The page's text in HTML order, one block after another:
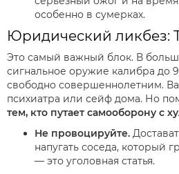
особенно в сумерках.
Юридический ликбез:
Это самый важный блок. В
сигнальное оружие калибра до
свободно совершеннолетним.
психиатра или сейф дома. Но
тем, кто путает самооборону с
Не провоцируйте.
напугать соседа, который
— это уголовная статья.